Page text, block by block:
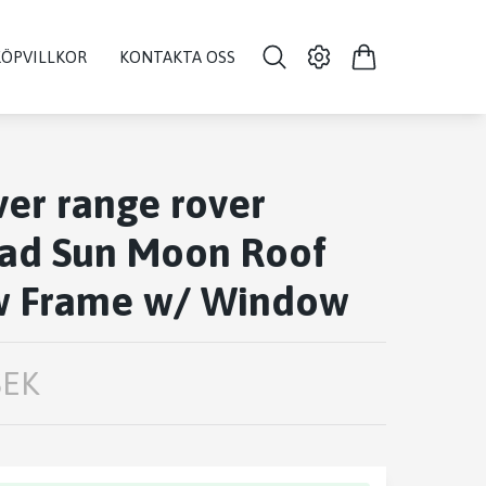
KONTAKTA OSS
range rover
Sun Moon Roof
Frame w/ Window